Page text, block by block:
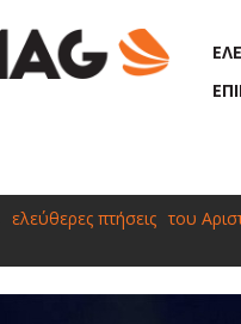
ελεύθερες πτήσεις του